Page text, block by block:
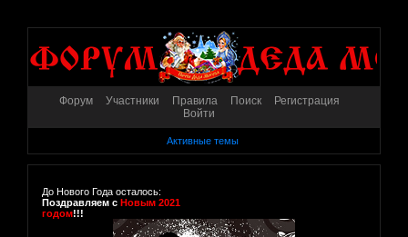
Форум Участники Правила Поиск
Регистрация
Войти
Активные темы
До Нового Года осталось:
Поздравляем с Новым 2021
годом!!!